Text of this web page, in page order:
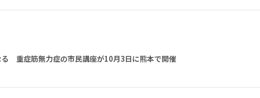
重症筋無力症の市民講座が10月3日に熊本で開催